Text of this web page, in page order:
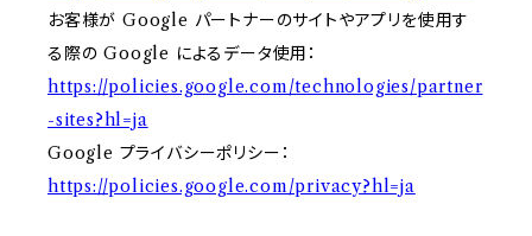
お客様が Google パートナーのサイトやアプリを使用す
る際の Google によるデータ使用：
https://policies.google.com/technologies/partner
-sites?hl=ja
Google プライバシーポリシー：
https://policies.google.com/privacy?hl=ja